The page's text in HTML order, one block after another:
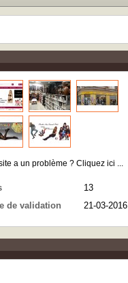
a un problème ? Cliquez ici ...
13
de validation
21-03-2016